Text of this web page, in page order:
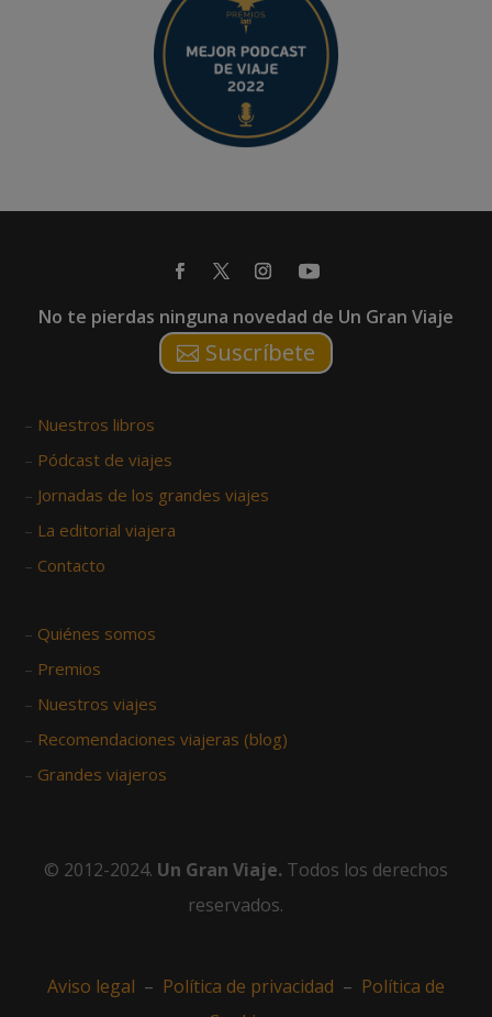
No te pierdas ninguna novedad de Un Gran Viaje
Suscríbete
– Nuestros libros
– Pódcast de viajes
– Jornadas de los grandes viajes
– La editorial viajera
– Contacto
– Quiénes somos
– Premios
– Nuestros viajes
– Recomendaciones viajeras (blog)
– Grandes viajeros
© 2012-2024. Un Gran Viaje. Todos los derechos
reservados.
Aviso legal – Política de privacidad – Política de